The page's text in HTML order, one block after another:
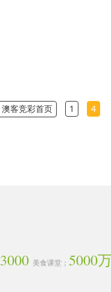
澳客竞彩首页 1 4
3000 美食课堂； 5000